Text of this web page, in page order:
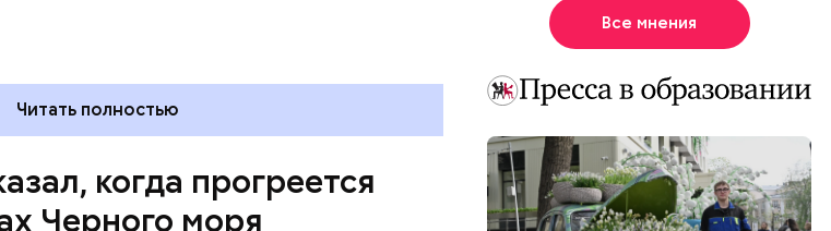
Читать полностью
когда прогреется
Черного моря
Все мнения